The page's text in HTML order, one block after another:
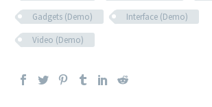
Gadgets (Demo)
Interface (Demo)
Video (Demo)